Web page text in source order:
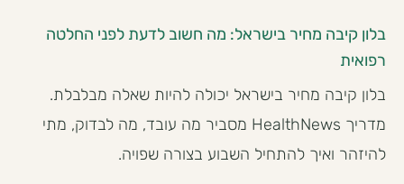
בלון קיבה מחיר בישראל: מה חשוב לדעת לפני החלטה
רפואית
בלון קיבה מחיר בישראל יכולה להיות שאלה מבלבלת.
מדריך HealthNews מסביר מה עובד, מה לבדוק, מתי
להיזהר ואיך להתחיל השבוע בצורה שפויה.